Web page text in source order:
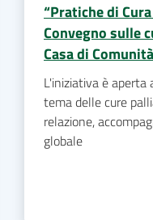
“Pratiche di
Convegno sulle
Casa di
L'iniziativa è
tema delle cure
relazione,
globale